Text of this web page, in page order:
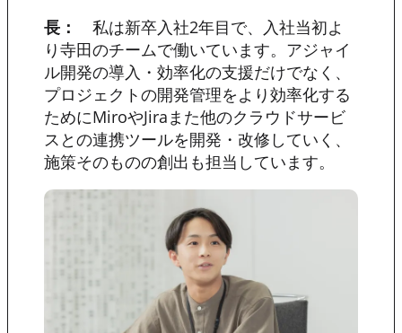
長：
私は新卒入社2年目で、入社当初よ
り寺田のチームで働いています。アジャイ
ル開発の導入・効率化の支援だけでなく、
プロジェクトの開発管理をより効率化する
ためにMiroやJiraまた他のクラウドサービ
スとの連携ツールを開発・改修していく、
施策そのものの創出も担当しています。